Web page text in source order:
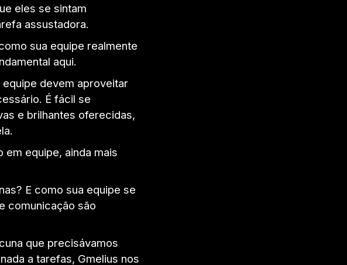
eles se sintam
assustadora.
sua equipe realmente
aqui.
devem aproveitar
É fácil se
e brilhantes oferecidas,
equipe, ainda mais
E como sua equipe se
comunicação são
que precisávamos
a tarefas, Gmelius nos